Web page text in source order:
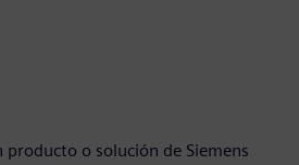
producto o solución de Siemens